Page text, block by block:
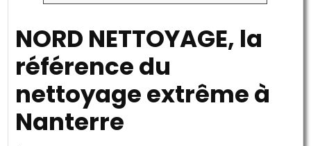
NORD NETTOYAGE, la
référence du
nettoyage extrême à
Nanterre